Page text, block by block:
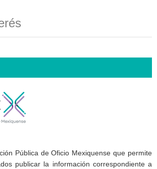
Pública de Oficio Mexiquense que permite
publicar la información correspondiente a